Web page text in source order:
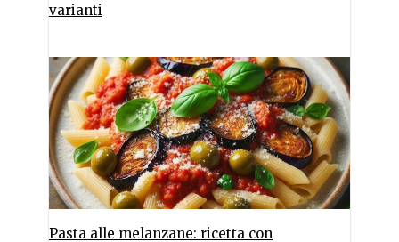
varianti
Pasta alle melanzane: ricetta con